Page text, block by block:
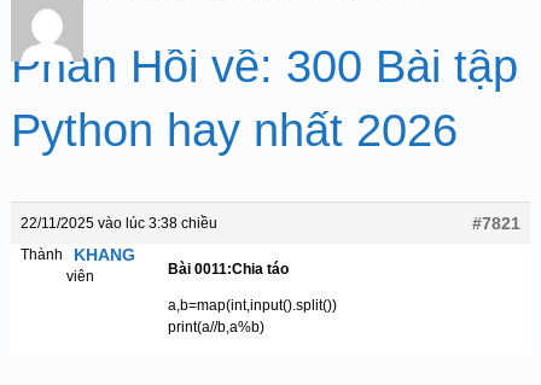
Phản Hồi về: 300 Bài tập
Python hay nhất 2026
22/11/2025 vào lúc 3:38 chiều
#7821
KHANG
Thành
viên
Bài 0011:Chia táo
a,b=map(int,input().split())
print(a//b,a%b)